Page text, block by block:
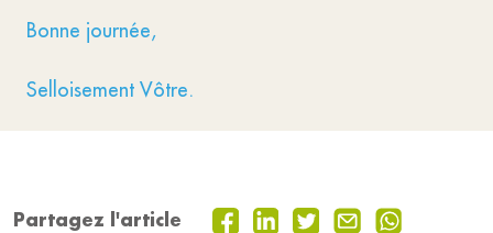
Bonne journée,
Selloisement Vôtre.
Partagez l'article